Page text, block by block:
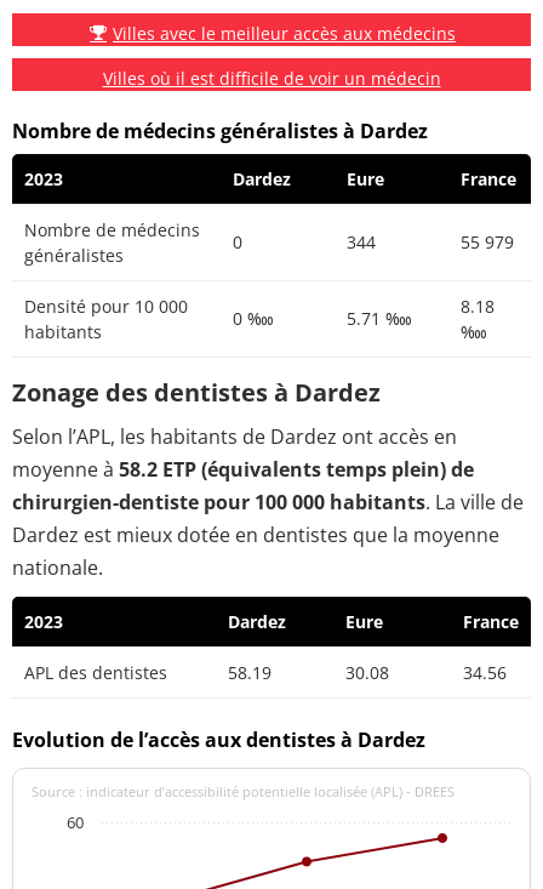
Villes avec le meilleur accès aux médecins
Villes où il est difficile de voir un médecin
Nombre de médecins généralistes à Dardez
2023 Dardez Eure France
Nombre de médecins
généralistes
0 344 55 979
Densité pour 10 000
habitants
0 ‱ 5.71 ‱
8.18
‱
Zonage des dentistes à Dardez
Selon l’APL, les habitants de Dardez ont accès en
moyenne à 58.2 ETP (équivalents temps plein) de
chirurgien-dentiste pour 100 000 habitants. La ville de
Dardez est mieux dotée en dentistes que la moyenne
nationale.
2023 Dardez Eure France
APL des dentistes 58.19 30.08 34.56
Evolution de l’accès aux dentistes à Dardez
Source : indicateur d’accessibilité potentielle localisée (APL) - DREES
60